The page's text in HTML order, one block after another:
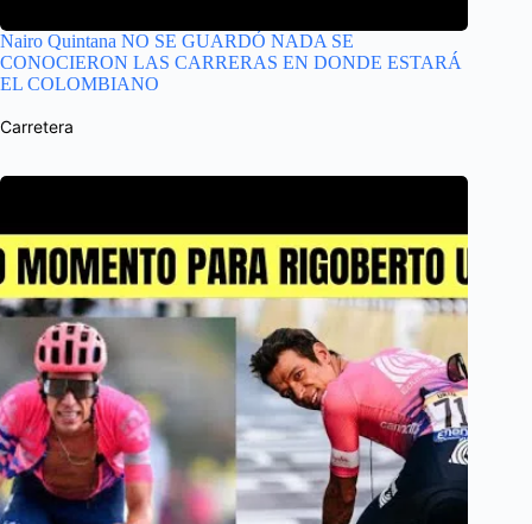
Nairo Quintana NO SE GUARDÓ NADA SE
CONOCIERON LAS CARRERAS EN DONDE ESTARÁ
EL COLOMBIANO
Carretera